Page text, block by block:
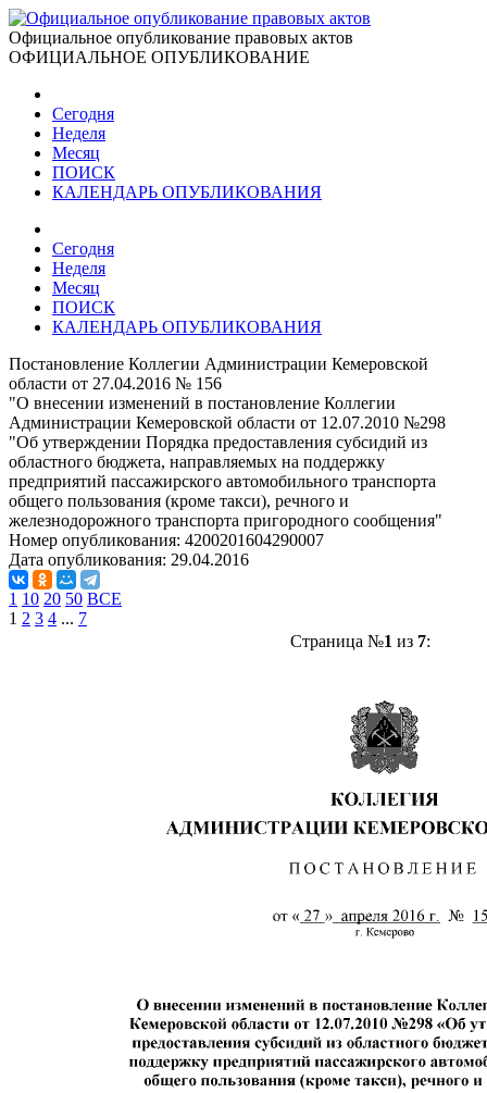
Официальное опубликование правовых актов
ОФИЦИАЛЬНОЕ ОПУБЛИКОВАНИЕ
Сегодня
Неделя
Месяц
ПОИСК
КАЛЕНДАРЬ ОПУБЛИКОВАНИЯ
Сегодня
Неделя
Месяц
ПОИСК
КАЛЕНДАРЬ ОПУБЛИКОВАНИЯ
Постановление Коллегии Администрации Кемеровской
области от 27.04.2016 № 156
"О внесении изменений в постановление Коллегии
Администрации Кемеровской области от 12.07.2010 №298
"Об утверждении Порядка предоставления субсидий из
областного бюджета, направляемых на поддержку
предприятий пассажирского автомобильного транспорта
общего пользования (кроме такси), речного и
железнодорожного транспорта пригородного сообщения"
Номер опубликования: 4200201604290007
Дата опубликования: 29.04.2016
1 10 20 50 ВСЕ
1 2 3 4 ... 7
Страница №1 из 7: